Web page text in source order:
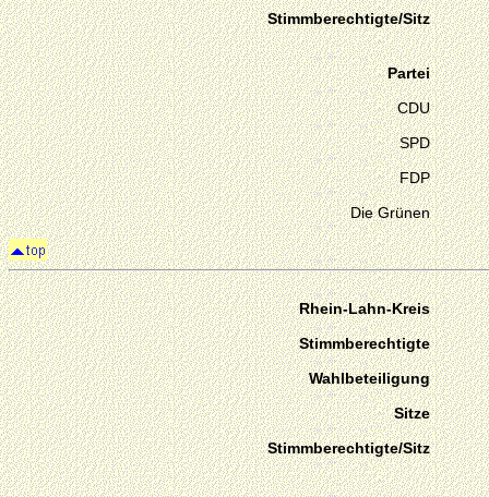
Stimmberechtigte/Sitz
Partei
CDU
SPD
FDP
Die Grünen
Rhein-Lahn-Kreis
Stimmberechtigte
Wahlbeteiligung
Sitze
Stimmberechtigte/Sitz